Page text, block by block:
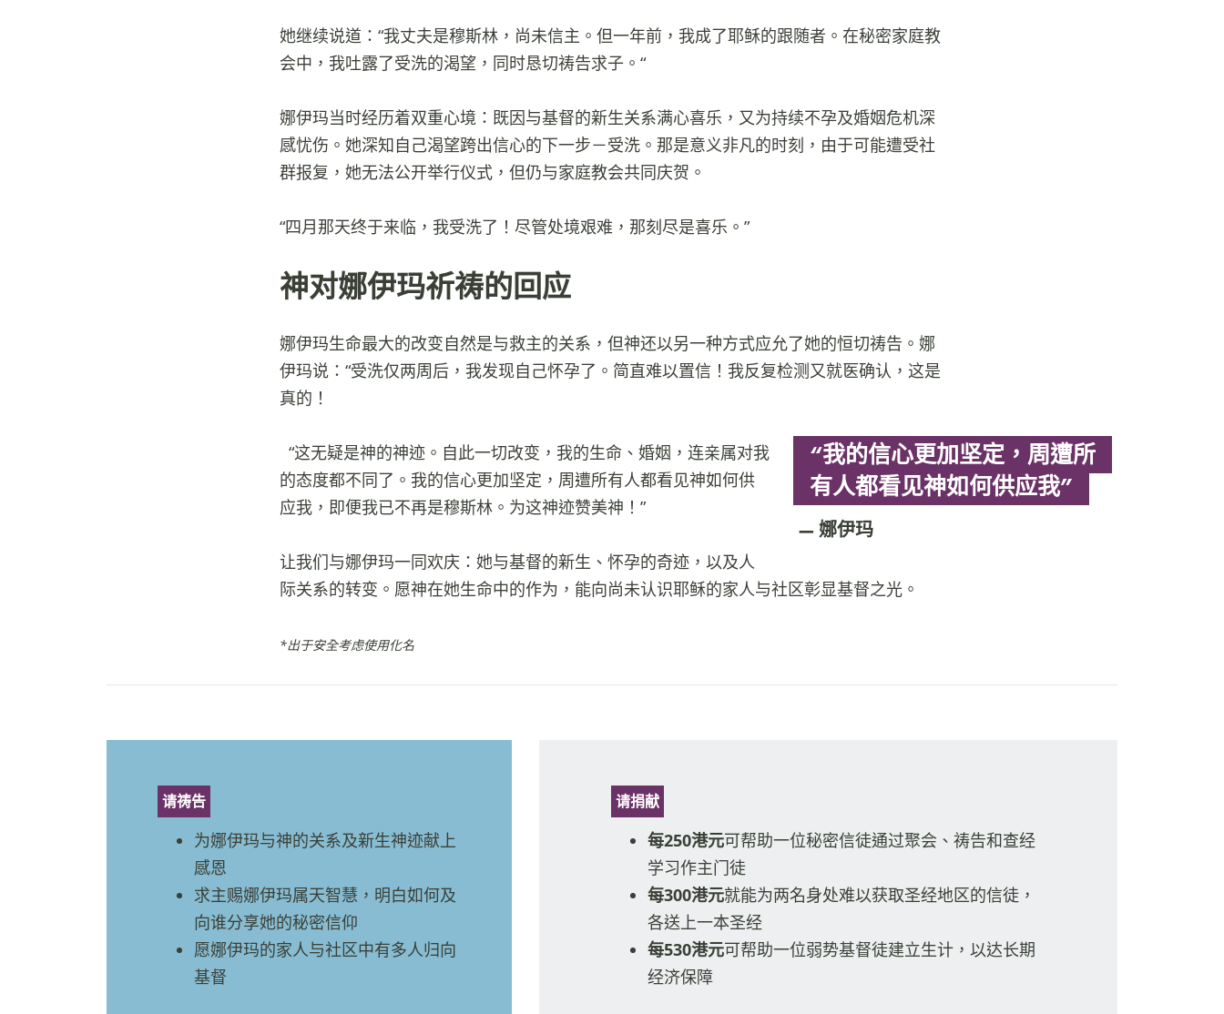
她继续说道：“我丈夫是穆斯林，尚未信主。但一年前，我成了耶稣的跟随者。在秘密家庭教
会中，我吐露了受洗的渴望，同时恳切祷告求子。“
娜伊玛当时经历着双重心境：既因与基督的新生关系满心喜乐，又为持续不孕及婚姻危机深
感忧伤。她深知自己渴望跨出信心的下一步－受洗。那是意义非凡的时刻，由于可能遭受社
群报复，她无法公开举行仪式，但仍与家庭教会共同庆贺。
“四月那天终于来临，我受洗了！尽管处境艰难，那刻尽是喜乐。”
神对娜伊玛祈祷的回应
娜伊玛生命最大的改变自然是与救主的关系，但神还以另一种方式应允了她的恒切祷告。娜
伊玛说：“受洗仅两周后，我发现自己怀孕了。简直难以置信！我反复检测又就医确认，这是
真的！
“我的信心更加坚定，周遭所
有人都看见神如何供应我”
娜伊玛
“这无疑是神的神迹。自此一切改变，我的生命、婚姻，连亲属对我
的态度都不同了。我的信心更加坚定，周遭所有人都看见神如何供
应我，即便我已不再是穆斯林。为这神迹赞美神！”
让我们与娜伊玛一同欢庆：她与基督的新生、怀孕的奇迹，以及人
际关系的转变。愿神在她生命中的作为，能向尚未认识耶稣的家人与社区彰显基督之光。
*出于安全考虑使用化名
请祷告
为娜伊玛与神的关系及新生神迹献上
感恩
求主赐娜伊玛属天智慧，明白如何及
向谁分享她的秘密信仰
愿娜伊玛的家人与社区中有多人归向
基督
请捐献
每250港元可帮助一位秘密信徒通过聚会、祷告和查经
学习作主门徒
每300港元就能为两名身处难以获取圣经地区的信徒，
各送上一本圣经
每530港元可帮助一位弱势基督徒建立生计，以达长期
经济保障